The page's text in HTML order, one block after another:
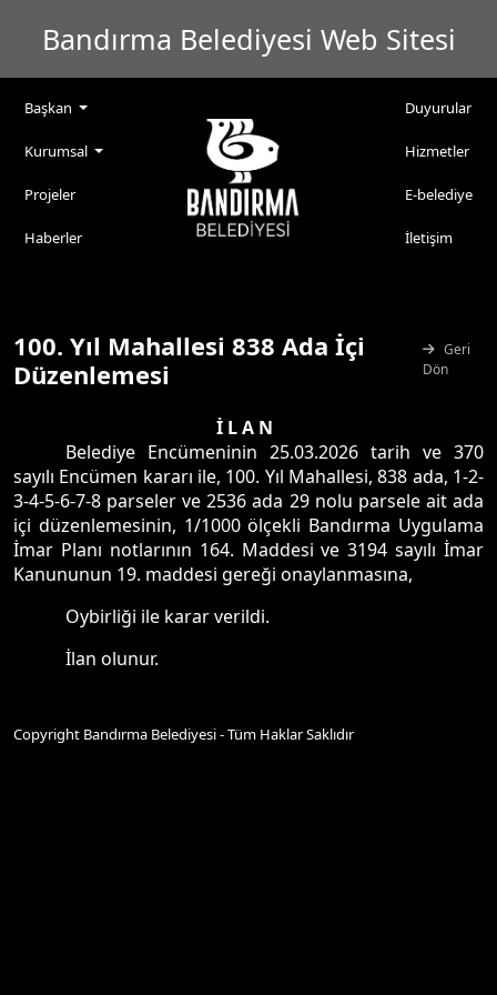
Bandırma Belediyesi Web Sitesi
Başkan
Kurumsal
Projeler
Haberler
Duyurular
Hizmetler
E-belediye
İletişim
100. Yıl Mahallesi 838 Ada İçi
Düzenlemesi
Geri
Dön
İ L A N
Belediye Encümeninin 25.03.2026 tarih ve 370
sayılı Encümen kararı ile, 100. Yıl Mahallesi, 838 ada, 1-2-
3-4-5-6-7-8 parseler ve 2536 ada 29 nolu parsele ait ada
içi düzenlemesinin, 1/1000 ölçekli Bandırma Uygulama
İmar Planı notlarının 164. Maddesi ve 3194 sayılı İmar
Kanununun 19. maddesi gereği onaylanmasına,
Oybirliği ile karar verildi.
İlan olunur.
Copyright Bandırma Belediyesi - Tüm Haklar Saklıdır